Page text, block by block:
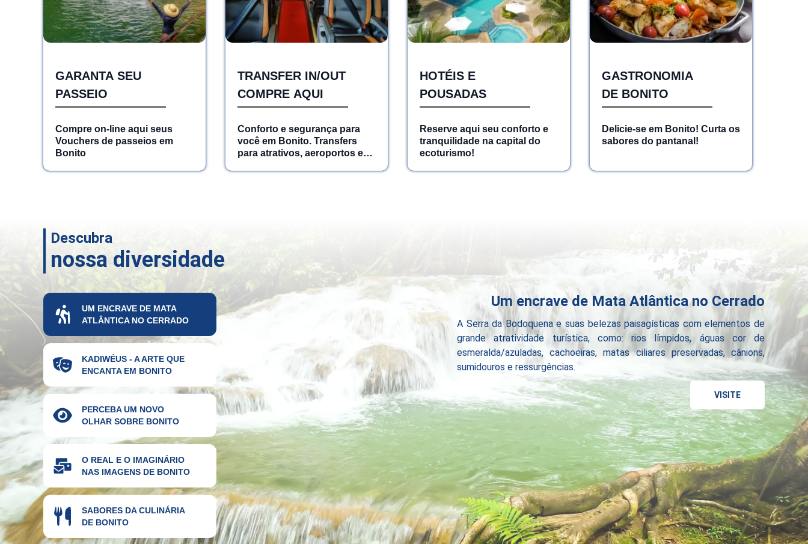
GARANTA SEU
PASSEIO
Compre on-line aqui seus
Vouchers de passeios em
Bonito
TRANSFER IN/OUT
COMPRE AQUI
Conforto e segurança para
você em Bonito. Transfers
para atrativos, aeroportos e
HOTÉIS E
POUSADAS
Reserve aqui seu conforto e
tranquilidade na capital do
ecoturismo!
GASTRONOMIA
DE BONITO
Delicie-se em Bonito! Curta os
sabores do pantanal!
Descubra
nossa diversidade
UM ENCRAVE DE MATA
ATLÂNTICA NO CERRADO
KADIWÉUS - A ARTE QUE
ENCANTA EM BONITO
PERCEBA UM NOVO
OLHAR SOBRE BONITO
O REAL E O IMAGINÁRIO
NAS IMAGENS DE BONITO
SABORES DA CULINÁRIA
DE BONITO
Um encrave de Mata Atlântica no Cerrado
A Serra da Bodoquena e suas belezas paisagísticas com elementos de
grande atratividade turística, como: rios límpidos, águas cor de
esmeralda/azuladas, cachoeiras, matas ciliares preservadas, cânions,
sumidouros e ressurgências.
VISITE